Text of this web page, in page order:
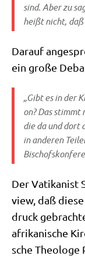
sind. Aber zu
heißt nicht, daß
Dar­auf
ein gro­ße
„Gibt es in der
on? Das stimmt
die da und dort
in ande­ren
Der Vati­ka­nist
view, daß
druck
afri­ka­ni­sche
sche Theo­lo­ge